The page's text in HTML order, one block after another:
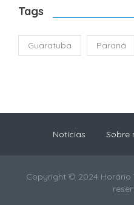
Tags
Guaratuba Paraná
Notícias Sobre
Copyright © 2024 Horário